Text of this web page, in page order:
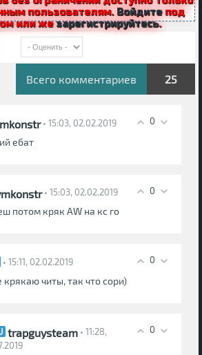
пользователям. Войдитепод
или жезарегистрируйтесь.
Всего комментариев 25
0
• 15:03, 02.02.2019
ебат
0
• 15:03, 02.02.2019
потом кряк AW на кс го
0
• 15:11, 02.02.2019
крякаю читы, так что сори)
0
trapguysteam • 11:28,